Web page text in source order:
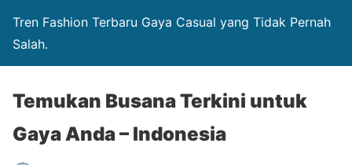
Tren Fashion Terbaru Gaya Casual yang Tidak Pernah
Salah.
Temukan Busana Terkini untuk
Gaya Anda – Indonesia